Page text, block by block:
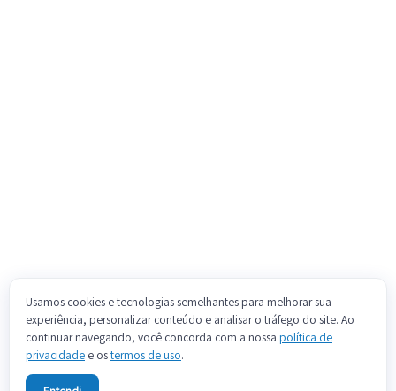
Usamos cookies e tecnologias semelhantes para melhorar sua
experiência, personalizar conteúdo e analisar o tráfego do site. Ao
continuar navegando, você concorda com a nossa política de
privacidade e ostermos de uso.